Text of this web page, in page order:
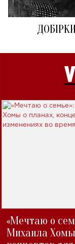
«Мечтаю о
Михаила Хомы